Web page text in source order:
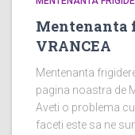
Mentenanta
VRANCEA
Mentenanta
pagina noastra de
Aveti o problema
faceti este sa ne